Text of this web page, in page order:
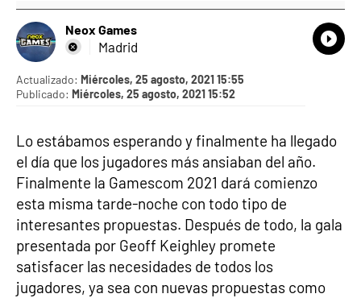
Neox Games
Madrid
Actualizado: Miércoles, 25 agosto, 2021 15:55
Publicado: Miércoles, 25 agosto, 2021 15:52
Lo estábamos esperando y finalmente ha llegado
el día que los jugadores más ansiaban del año.
Finalmente la Gamescom 2021 dará comienzo
esta misma tarde-noche con todo tipo de
interesantes propuestas. Después de todo, la gala
presentada por Geoff Keighley promete
satisfacer las necesidades de todos los
jugadores, ya sea con nuevas propuestas como